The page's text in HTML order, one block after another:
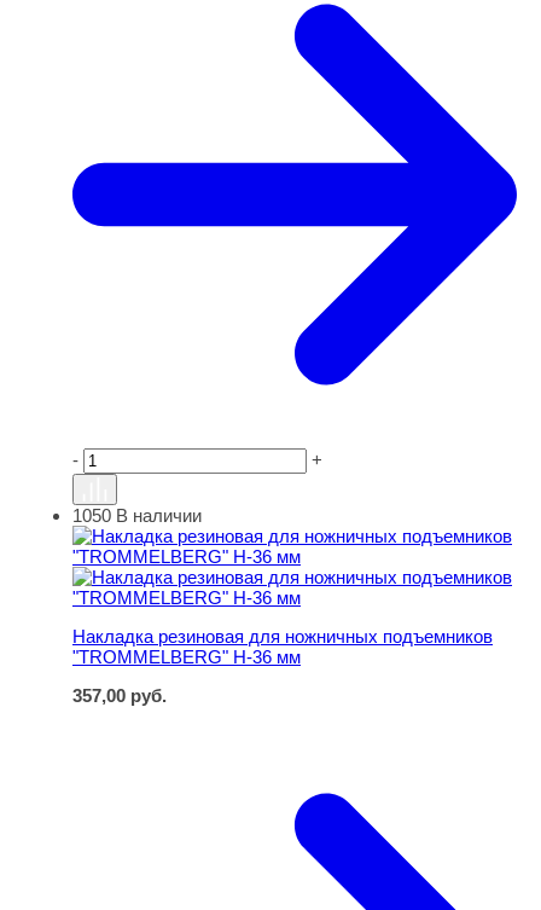
- +
Накладка резиновая для ножничных подъемников
1050 В наличии
Накладка резиновая для ножничных подъемников
"TROMMELBERG" H-36 мм
357,00 руб.